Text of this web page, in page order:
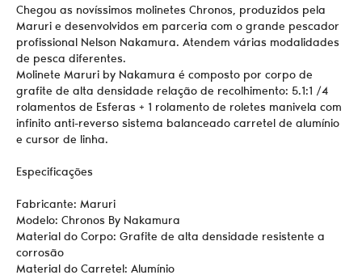
Chegou as novíssimos molinetes Chronos, produzidos pela
Maruri e desenvolvidos em parceria com o grande pescador
profissional Nelson Nakamura. Atendem várias modalidades
de pesca diferentes.
Molinete Maruri by Nakamura é composto por corpo de
grafite de alta densidade relação de recolhimento: 5.1:1 /4
rolamentos de Esferas + 1 rolamento de roletes manivela com
infinito anti-reverso sistema balanceado carretel de alumínio
e cursor de linha.
Especificações
Fabricante: Maruri
Modelo: Chronos By Nakamura
Material do Corpo: Grafite de alta densidade resistente a
corrosão
Material do Carretel: Alumínio